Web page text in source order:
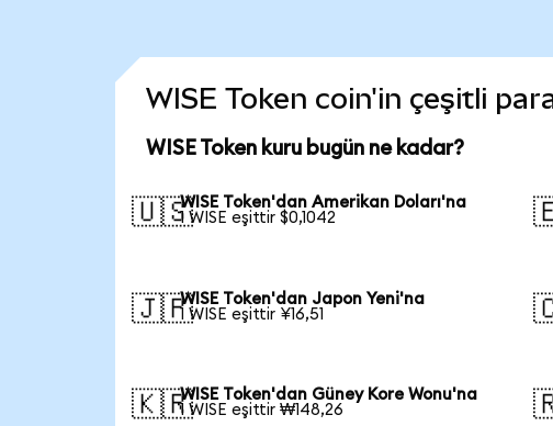
WISE Token coin'in çeşitli
WISE Token kuru bugün ne kadar?
🇺🇸WISE Token'dan Amerikan Doları'na
1 WISE eşittir $0,1042
🇯🇵WISE Token'dan Japon Yeni'na
1 WISE eşittir ¥16,51
🇰🇷WISE Token'dan Güney Kore Wonu'na
1 WISE eşittir ₩148,26